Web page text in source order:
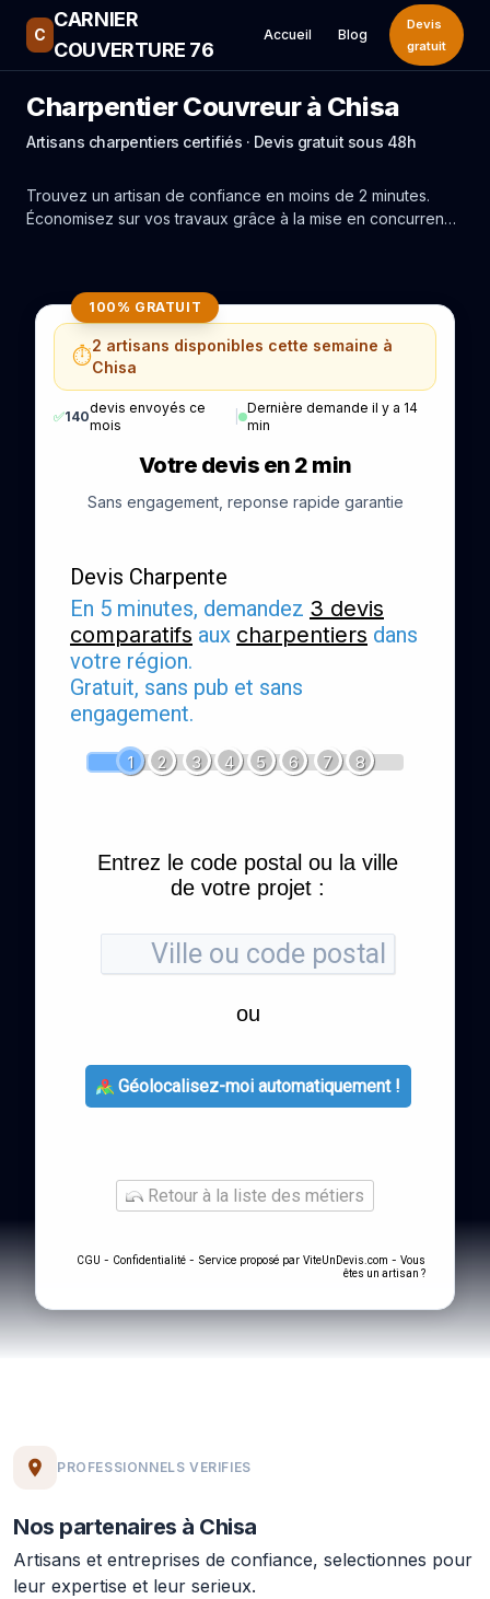
C
CARNIER
COUVERTURE 76
Accueil Blog
Devis
gratuit
Charpentier Couvreur à Chisa
Artisans charpentiers certifiés · Devis gratuit sous 48h
Trouvez un artisan de confiance en moins de 2 minutes.
Économisez sur vos travaux grâce à la mise en concurrence
100% GRATUIT
⏱️2 artisans disponibles cette semaine à
Chisa
✅140
devis envoyés ce
mois
Dernière demande il y a 14
min
Votre devis en 2 min
Sans engagement, reponse rapide garantie
Devis Charpente
En 5 minutes, demandez 3 devis
comparatifs aux charpentiers dans
votre région.
Gratuit, sans pub et sans
engagement.
1 2 3 4 5 6 7 8
Entrez le code postal ou la ville
de votre projet :
ou
Géolocalisez-moi automatiquement !
Retour à la liste des métiers
CGU - Confidentialité - Service proposé par ViteUnDevis.com - Vous
êtes un artisan ?
PROFESSIONNELS VERIFIES
Nos partenaires à Chisa
Artisans et entreprises de confiance, selectionnes pour
leur expertise et leur serieux.